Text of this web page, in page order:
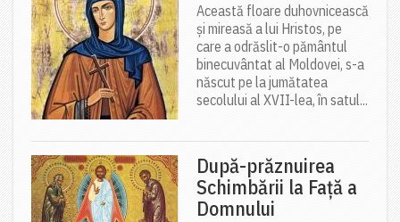
Această floare duhovnicească
și mireasă a lui Hristos, pe
care a odrăslit-o pământul
binecuvântat al Moldovei, s-a
născut pe la jumătatea
secolului al XVII-lea, în satul...
După-prăznuirea
Schimbării la Față a
Domnului